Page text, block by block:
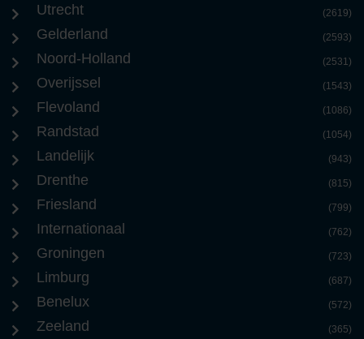
Utrecht (2619)
Gelderland (2593)
Noord-Holland (2531)
Overijssel (1543)
Flevoland (1086)
Randstad (1054)
Landelijk (943)
Drenthe (815)
Friesland (799)
Internationaal (762)
Groningen (723)
Limburg (687)
Benelux (572)
Zeeland (365)